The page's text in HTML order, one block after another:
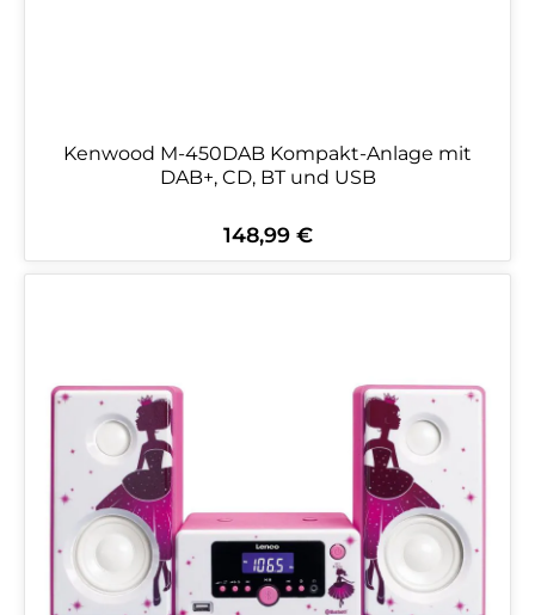
Kenwood M-450DAB Kompakt-Anlage mit
DAB+, CD, BT und USB
Regulärer Preis:
148,99 €